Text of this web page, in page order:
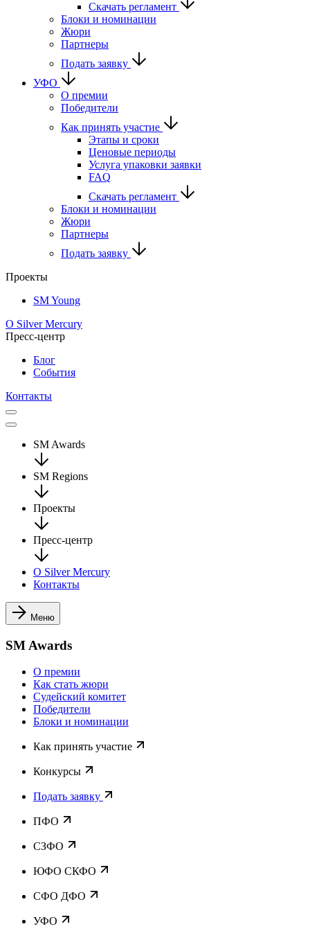
Скачать регламент
Блоки и номинации
Жюри
Партнеры
Подать заявку
УФО
О премии
Победители
Как принять участие
Этапы и сроки
Ценовые периоды
Услуга упаковки заявки
FAQ
Скачать регламент
Блоки и номинации
Жюри
Партнеры
Подать заявку
Проекты
SM Young
О Silver Mercury
Пресс-центр
Блог
События
Контакты
SM Awards
SM Regions
Проекты
Пресс-центр
О Silver Mercury
Контакты
Меню
SM Awards
О премии
Как стать жюри
Судейский комитет
Победители
Блоки и номинации
Как принять участие
Конкурсы
Подать заявку
ПФО
СЗФО
ЮФО СКФО
CФО ДФО
УФО